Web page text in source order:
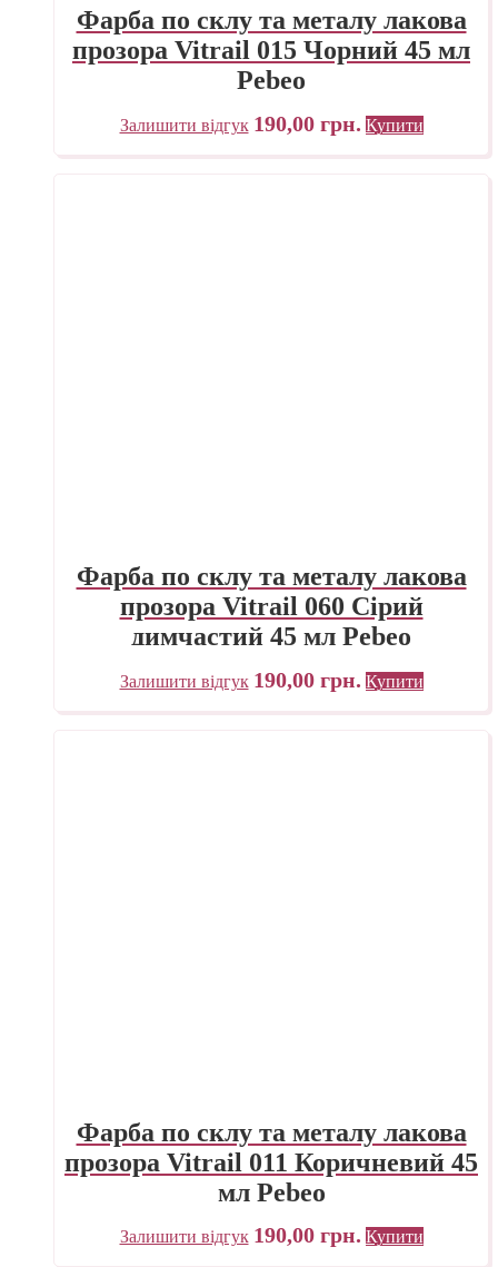
Фарба по склу та металу лакова
прозора Vitrail 015 Чорний 45 мл
Pebeo
Залишити відгук 190,00 грн. Купити
Фарба по склу та металу лакова
прозора Vitrail 060 Сірий
димчастий 45 мл Pebeo
Залишити відгук 190,00 грн. Купити
Фарба по склу та металу лакова
прозора Vitrail 011 Коричневий 45
мл Pebeo
Залишити відгук 190,00 грн. Купити